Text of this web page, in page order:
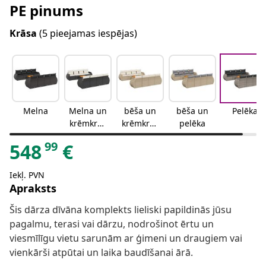
PE pinums
Krāsa (5 pieejamas iespējas)
Melna
Melna un
krēmkrās
as
bēša un
krēmkrās
a
bēša un
pelēka
Pelēka
54899 €
Iekļ. PVN
Apraksts
Šis dārza dīvāna komplekts lieliski papildinās jūsu
pagalmu, terasi vai dārzu, nodrošinot ērtu un
viesmīlīgu vietu sarunām ar ģimeni un draugiem vai
vienkārši atpūtai un laika baudīšanai ārā.